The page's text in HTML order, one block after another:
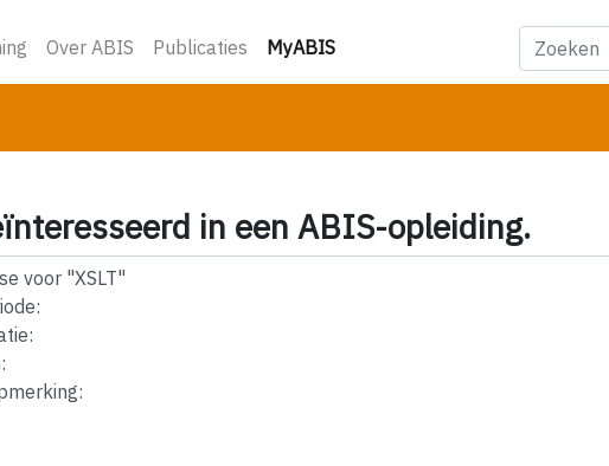
Over ABIS Publicaties MyABIS(huidige)
in een ABIS-opleiding.